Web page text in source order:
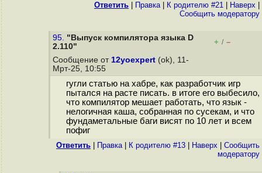
Ответить Правка| К родителю #21 Наверх
Cообщить модератору
95. "Выпуск компилятора языка D
2.110"
+ / –
Сообщение от 12yoexpert (ok), 11-
Мрт-25, 10:55
гугли статью на хабре, как разработчик игр
пытался на расте писать. в итоге его выбесило,
что компилятор мешает работать, что язык -
нелогичная каша, собранная по сусекам, и что
фундаметальные баги висят по 10 лет и всем
пофиг
Ответить Правка| К родителю #13 Наверх
Cообщить
модератору